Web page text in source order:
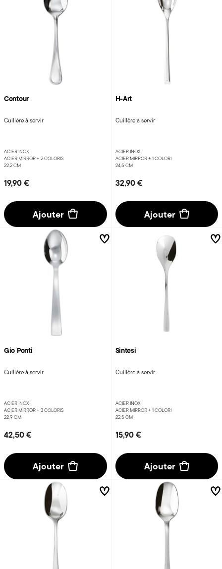
Contour
Cuillère à servir
ACIER INOX
ACIER MIRROR + 2 COLORIS
22,2 CM
19,90 €
Ajouter
H-Art
Cuillère à servir
ACIER INOX
ACIER MIRROR + 1 COLORI
24,5 CM
32,90 €
Ajouter
Gio Ponti
Cuillère à servir
ACIER INOX
ACIER MIRROR + 3 COLORIS
22,9 CM
42,50 €
Ajouter
Sintesi
Cuillère à servir
ACIER INOX
ACIER MIRROR + 1 COLORI
22,5 CM
15,90 €
Ajouter